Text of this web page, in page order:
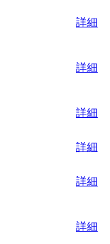
詳細
詳細
詳細
詳細
詳細
詳細